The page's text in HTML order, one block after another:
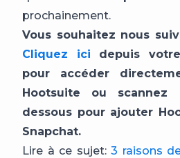
prochainement.
Vous souhaitez nous
Cliquez ici depuis
pour accéder
Hootsuite ou scannez
dessous pour ajouter
Snapchat.
Lire à ce sujet: 3 raisons